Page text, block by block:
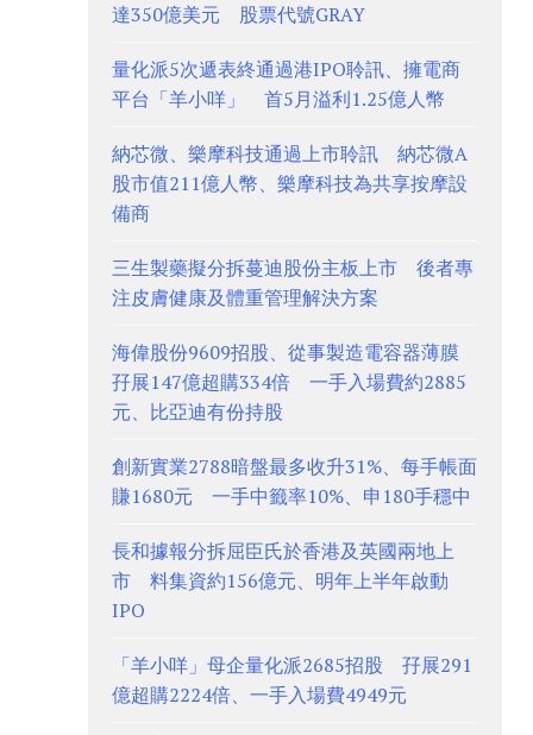
達350億美元 股票代號GRAY
量化派5次遞表終通過港IPO聆訊、擁電商
平台「羊小咩」 首5月溢利1.25億人幣
納芯微、樂摩科技通過上市聆訊 納芯微A
股市值211億人幣、樂摩科技為共享按摩設
備商
三生製藥擬分拆蔓迪股份主板上市 後者專
注皮膚健康及體重管理解決方案
海偉股份9609招股、從事製造電容器薄膜
孖展147億超購334倍 一手入場費約2885
元、比亞迪有份持股
創新實業2788暗盤最多收升31%、每手帳面
賺1680元 一手中籤率10%、申180手穩中
長和據報分拆屈臣氏於香港及英國兩地上
市 料集資約156億元、明年上半年啟動
IPO
「羊小咩」母企量化派2685招股 孖展291
億超購2224倍、一手入場費4949元